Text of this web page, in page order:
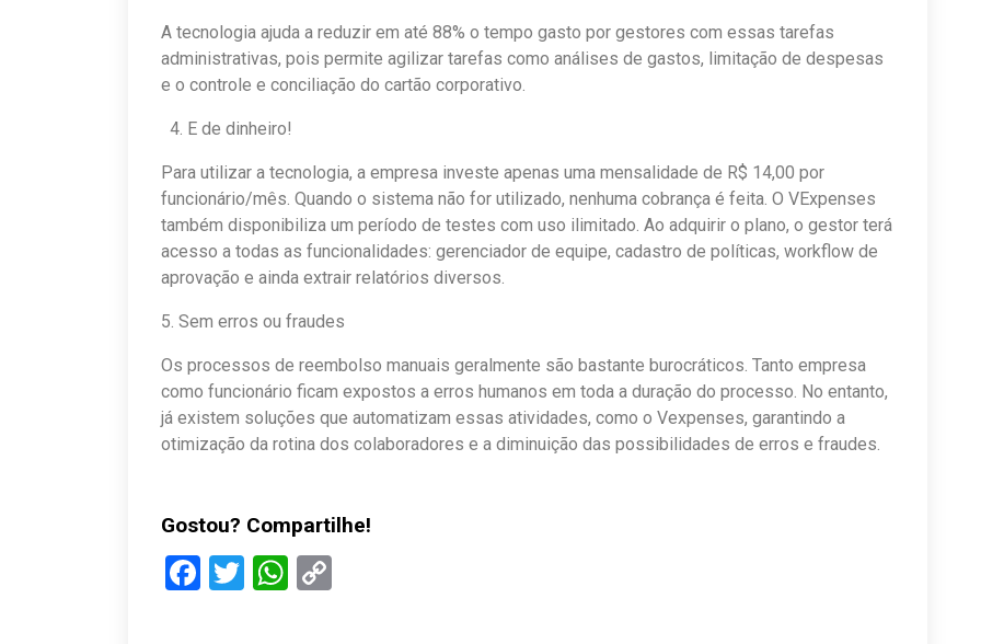
A tecnologia ajuda a reduzir em até 88% o tempo gasto por gestores com essas tarefas
administrativas, pois permite agilizar tarefas como análises de gastos, limitação de despesas
e o controle e conciliação do cartão corporativo.
4. E de dinheiro!
Para utilizar a tecnologia, a empresa investe apenas uma mensalidade de R$ 14,00 por
funcionário/mês. Quando o sistema não for utilizado, nenhuma cobrança é feita. O VExpenses
também disponibiliza um período de testes com uso ilimitado. Ao adquirir o plano, o gestor terá
acesso a todas as funcionalidades: gerenciador de equipe, cadastro de políticas, workflow de
aprovação e ainda extrair relatórios diversos.
5. Sem erros ou fraudes
Os processos de reembolso manuais geralmente são bastante burocráticos. Tanto empresa
como funcionário ficam expostos a erros humanos em toda a duração do processo. No entanto,
já existem soluções que automatizam essas atividades, como o Vexpenses, garantindo a
otimização da rotina dos colaboradores e a diminuição das possibilidades de erros e fraudes.
Gostou? Compartilhe!
Facebook
TwitterWhatsApp